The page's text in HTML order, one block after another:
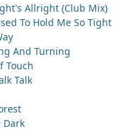
(Club Mix)
Hold Me So Tight
Turning